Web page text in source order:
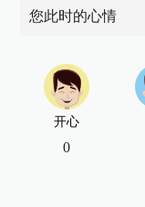
您此时的心情
开心
0